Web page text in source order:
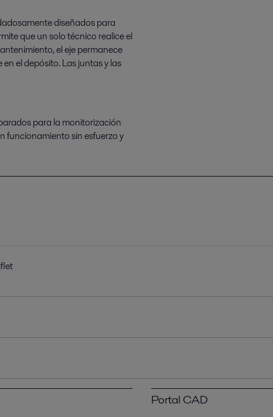
diseñados para
que un solo técnico realice el
el eje permanece
el depósito. Las juntas y las
para la monitorización
funcionamiento sin esfuerzo y
Portal CAD